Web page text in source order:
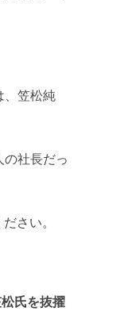
、笠松純
の社長だっ
さい。
氏を抜擢